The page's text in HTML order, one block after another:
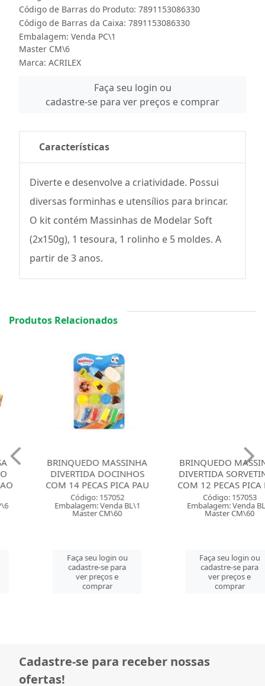
Código de Barras do Produto: 7891153086330
Código de Barras da Caixa: 7891153086330
Embalagem: Venda PC\1
Master CM\6
Marca: ACRILEX
Faça seu login ou
cadastre-se para ver preços e comprar
Características
Diverte e desenvolve a criatividade. Possui
diversas forminhas e utensílios para brincar.
O kit contém Massinhas de Modelar Soft
(2x150g), 1 tesoura, 1 rolinho e 5 moldes. A
partir de 3 anos.
Produtos Relacionados
BRINQUEDO MASSINHA
DIVERTIDA DOCINHOS
COM 14 PECAS PICA PAU
Código: 157052
Embalagem: Venda BL\1
Master CM\60
Faça seu login ou
cadastre-se para
ver preços e
BRINQUEDO MASSINHA
DIVERTIDA SORVETINHO
COM 12 PECAS PICA PA...
Código: 157053
Embalagem: Venda BL\1
Master CM\60
Faça seu login ou
cadastre-se para
ver preços e
Cadastre-se para receber nossas
ofertas!